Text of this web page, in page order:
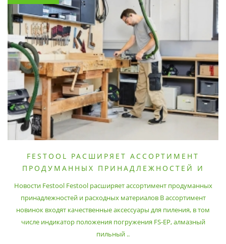
FESTOOL РАСШИРЯЕТ АССОРТИМЕНТ
ПРОДУМАННЫХ ПРИНАДЛЕЖНОСТЕЙ И
Новости Festool Festool расширяет ассортимент продуманных
принадлежностей и расходных материалов В ассортимент
новинок входят качественные аксессуары для пиления, в том
числе индикатор положения погружения FS-EP, алмазный
пильный ..